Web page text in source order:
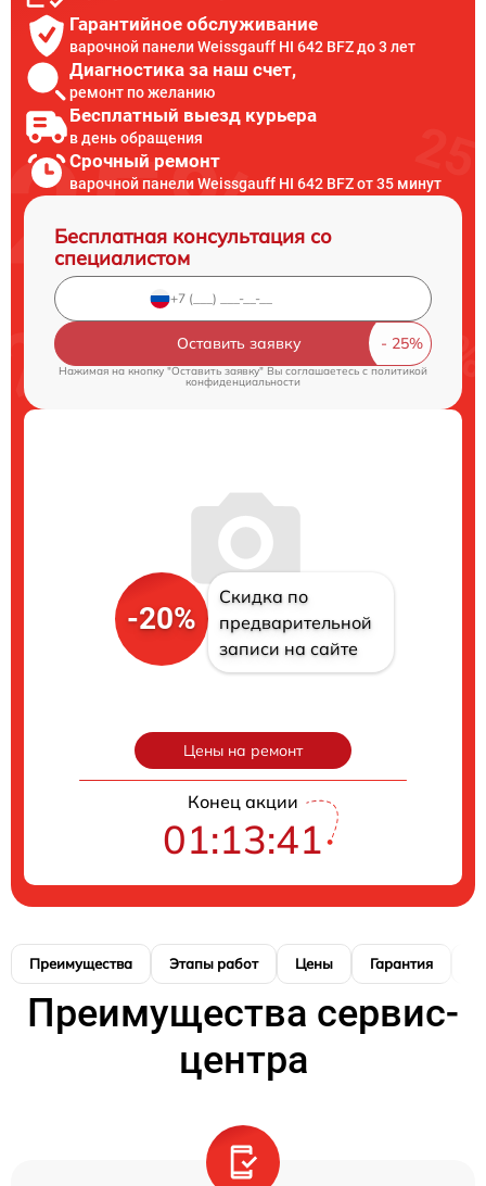
Гарантийное обслуживание
варочной панели Weissgauff HI 642 BFZ до 3 лет
Диагностика за наш счет,
ремонт по желанию
Бесплатный выезд курьера
в день обращения
Срочный ремонт
варочной панели Weissgauff HI 642 BFZ от 35 минут
Бесплатная консультация со
специалистом
Оставить заявку
Нажимая на кнопку "Оставить заявку" Вы соглашаетесь cполитикой
конфиденциальности
-20%
Скидка по
предварительной
записи на сайте
Цены на ремонт
Конец акции
01:13:40
Преимущества Этапы работ Цены Гарантия
Преимущества сервис-
центра